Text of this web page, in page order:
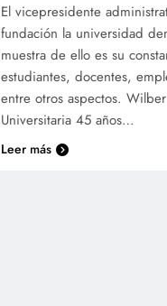
El vicepresidente
fundación la universidad
muestra de ello es su
estudiantes, docentes,
entre otros aspectos.
Universitaria 45 años…
Leer más